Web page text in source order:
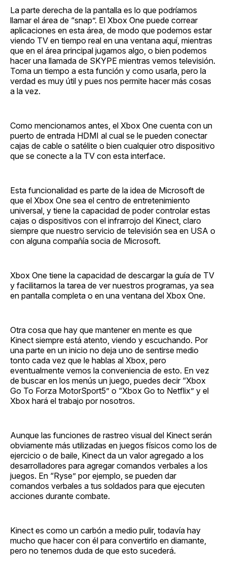
La parte derecha de la pantalla es lo que podríamos
llamar el área de “snap”. El Xbox One puede correar
aplicaciones en esta área, de modo que podemos estar
viendo TV en tiempo real en una ventana aquí, mientras
que en el área principal jugamos algo, o bien podemos
hacer una llamada de SKYPE mientras vemos televisión.
Toma un tiempo a esta función y como usarla, pero la
verdad es muy útil y pues nos permite hacer más cosas
a la vez.
Como mencionamos antes, el Xbox One cuenta con un
puerto de entrada HDMI al cual se le pueden conectar
cajas de cable o satélite o bien cualquier otro dispositivo
que se conecte a la TV con esta interface.
Esta funcionalidad es parte de la idea de Microsoft de
que el Xbox One sea el centro de entretenimiento
universal, y tiene la capacidad de poder controlar estas
cajas o dispositivos con el infrarrojo del Kinect, claro
siempre que nuestro servicio de televisión sea en USA o
con alguna compañía socia de Microsoft.
Xbox One tiene la capacidad de descargar la guía de TV
y facilitarnos la tarea de ver nuestros programas, ya sea
en pantalla completa o en una ventana del Xbox One.
Otra cosa que hay que mantener en mente es que
Kinect siempre está atento, viendo y escuchando. Por
una parte en un inicio no deja uno de sentirse medio
tonto cada vez que le hablas al Xbox, pero
eventualmente vemos la conveniencia de esto. En vez
de buscar en los menús un juego, puedes decir “Xbox
Go To Forza MotorSport5” o “Xbox Go to Netflix” y el
Xbox hará el trabajo por nosotros.
Aunque las funciones de rastreo visual del Kinect serán
obviamente más utilizadas en juegos físicos como los de
ejercicio o de baile, Kinect da un valor agregado a los
desarrolladores para agregar comandos verbales a los
juegos. En “Ryse” por ejemplo, se pueden dar
comandos verbales a tus soldados para que ejecuten
acciones durante combate.
Kinect es como un carbón a medio pulir, todavía hay
mucho que hacer con él para convertirlo en diamante,
pero no tenemos duda de que esto sucederá.